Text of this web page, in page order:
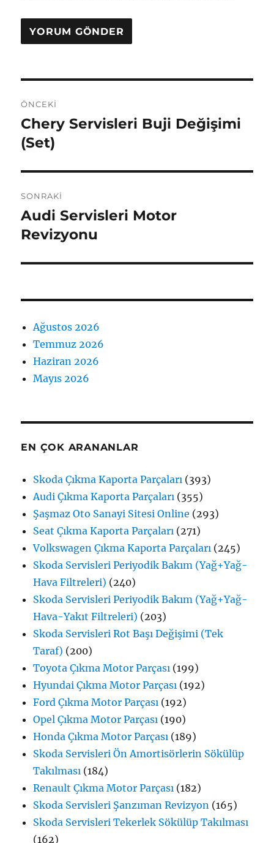
gezinmesi
ÖNCEKI
Önceki
yazı:
Chery Servisleri Buji Değişimi
(Set)
SONRAKI
Sonraki
yazı:
Audi Servisleri Motor
Revizyonu
Ağustos 2026
Temmuz 2026
Haziran 2026
Mayıs 2026
EN ÇOK ARANANLAR
Skoda Çıkma Kaporta Parçaları (393)
Audi Çıkma Kaporta Parçaları (355)
Şaşmaz Oto Sanayi Sitesi Online (293)
Seat Çıkma Kaporta Parçaları (271)
Volkswagen Çıkma Kaporta Parçaları (245)
Skoda Servisleri Periyodik Bakım (Yağ+Yağ-
Hava Filtreleri) (240)
Skoda Servisleri Periyodik Bakım (Yağ+Yağ-
Hava-Yakıt Filtreleri) (203)
Skoda Servisleri Rot Başı Değişimi (Tek
Taraf) (200)
Toyota Çıkma Motor Parçası (199)
Hyundai Çıkma Motor Parçası (192)
Ford Çıkma Motor Parçası (192)
Opel Çıkma Motor Parçası (190)
Honda Çıkma Motor Parçası (189)
Skoda Servisleri Ön Amortisörlerin Sökülüp
Takılması (184)
Renault Çıkma Motor Parçası (182)
Skoda Servisleri Şanzıman Revizyon (165)
Skoda Servisleri Tekerlek Sökülüp Takılması
(162)